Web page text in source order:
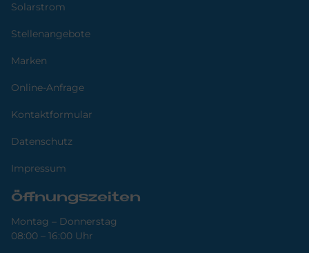
Solarstrom
Stellenangebote
Marken
Online-Anfrage
Kontaktformular
Datenschutz
Impressum
Öffnungszeiten
Montag – Donnerstag
08:00 – 16:00 Uhr